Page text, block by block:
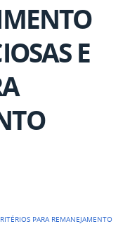
E
PARA REMANEJAMENTO